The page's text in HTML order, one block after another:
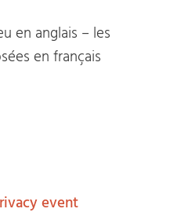
en anglais – les
en français
event